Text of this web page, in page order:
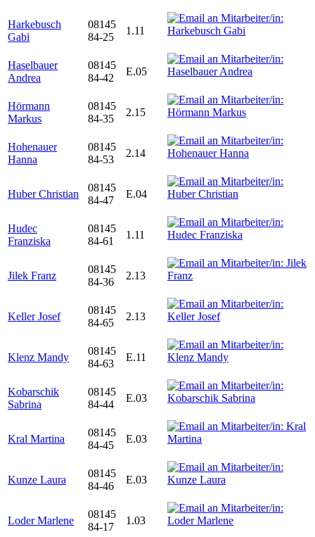
Harkebusch
Gabi
08145
84-25
1.11
Haselbauer
Andrea
08145
84-42
E.05
Hörmann
Markus
08145
84-35
2.15
Hohenauer
Hanna
08145
84-53
2.14
Huber Christian
08145
84-47
E.04
Hudec
Franziska
08145
84-61
1.11
Jilek Franz
08145
84-36
2.13
Keller Josef
08145
84-65
2.13
Klenz Mandy
08145
84-63
E.11
Kobarschik
Sabrina
08145
84-44
E.03
Kral Martina
08145
84-45
E.03
Kunze Laura
08145
84-46
E.03
Loder Marlene
08145
84-17
1.03